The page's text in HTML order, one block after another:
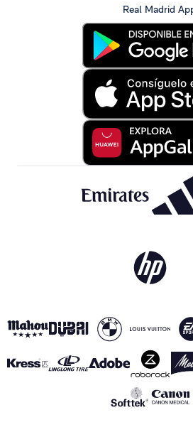
Real Madrid